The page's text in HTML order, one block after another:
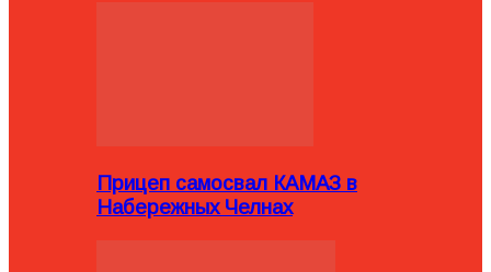
Прицеп самосвал КАМАЗ в
Набережных Челнах